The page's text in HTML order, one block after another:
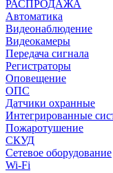
РАСПРОДАЖА
Автоматика
Видеонаблюдение
Видеокамеры
Передача сигнала
Регистраторы
Оповещение
ОПС
Датчики охранные
Интегрированные
Пожаротушение
СКУД
Сетевое оборудование
Wi-Fi